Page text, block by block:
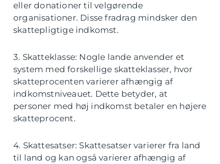
eller donationer til velgørende
organisationer. Disse fradrag mindsker den
skattepligtige indkomst.
3. Skatteklasse: Nogle lande anvender et
system med forskellige skatteklasser, hvor
skatteprocenten varierer afhængig af
indkomstniveauet. Dette betyder, at
personer med høj indkomst betaler en højere
skatteprocent.
4. Skattesatser: Skattesatser varierer fra land
til land og kan også varierer afhængig af